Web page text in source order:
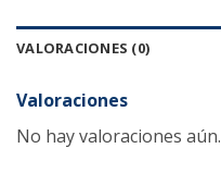
VALORACIONES (0)
Valoraciones
No hay valoraciones aún.